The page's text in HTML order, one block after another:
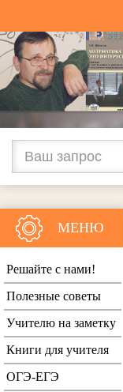
МЕНЮ
Решайте с нами!
Полезные советы
Учителю на заметку
Книги для учителя
ОГЭ-ЕГЭ